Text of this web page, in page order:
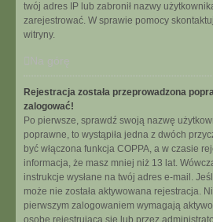
twój adres IP lub zabronił nazwy
zarejestrować. W sprawie pomocy
witryny.
Na górę
Rejestracja została przeprowadzona
zalogować!
Po pierwsze, sprawdź swoją nazwę
poprawne, to wystąpiła jedna z dwóch
być włączona funkcja COPPA, a w czasie
informacja, że masz mniej niż 13 lat.
instrukcje wysłane na twój adres e-mail.
może nie została aktywowana rejestracja.
pierwszym zalogowaniem wymagają
osobę rejestrującą się lub przez